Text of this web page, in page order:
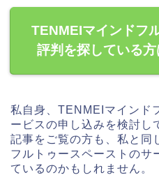
TENMEIマインドフ
評判を探している
私自身、TENMEIマインド
ービスの申し込みを検討し
記事をご覧の方も、私と同
フルトゥースペーストのサ
ているのかもしれません。